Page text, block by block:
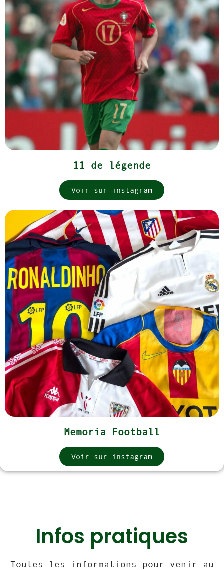
11 de légende
Voir sur instagram
Memoria Football
Voir sur instagram
Infos pratiques
Toutes les informations pour venir au